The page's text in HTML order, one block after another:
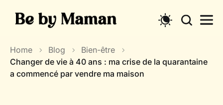
Home Blog
Bien-être
Changer de vie à 40 ans : ma crise de la quarantaine
a commencé par vendre ma maison